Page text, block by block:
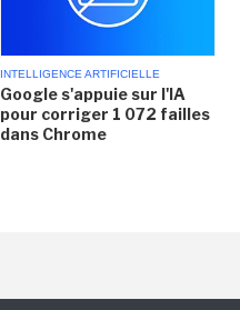
INTELLIGENCE ARTIFICIELLE
Google s'appuie sur l'IA
pour corriger 1 072 failles
dans Chrome